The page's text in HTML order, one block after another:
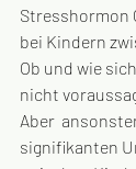
Stresshormon
bei Kindern
Ob und wie
nicht
Aber
signifikanten